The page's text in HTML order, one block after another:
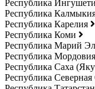
Республика
Республика
Республика Карелия
Республика Коми
Республика Марий Эл
Республика Мордовия
Республика Саха
Республика